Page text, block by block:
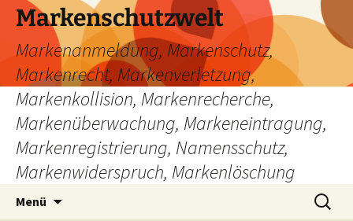
Zum
Inhalt
springen
Markenschutzwelt
Markenanmeldung, Markenschutz,
Markenrecht, Markenverletzung,
Markenkollision, Markenrecherche,
Markenüberwachung, Markeneintragung,
Markenregistrierung, Namensschutz,
Markenwiderspruch, Markenlöschung
Menü
Suchen
nach: